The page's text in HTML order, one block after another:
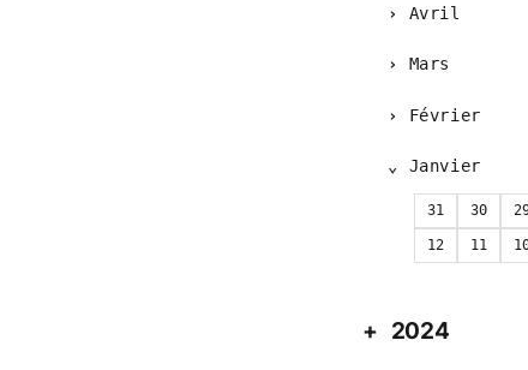
Avril
Mars
Février
Janvier
31 30
12 11
2024